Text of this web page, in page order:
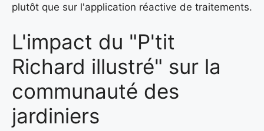
plutôt que sur l'application réactive de traitements.
L'impact du "P'tit
Richard illustré" sur la
communauté des
jardiniers